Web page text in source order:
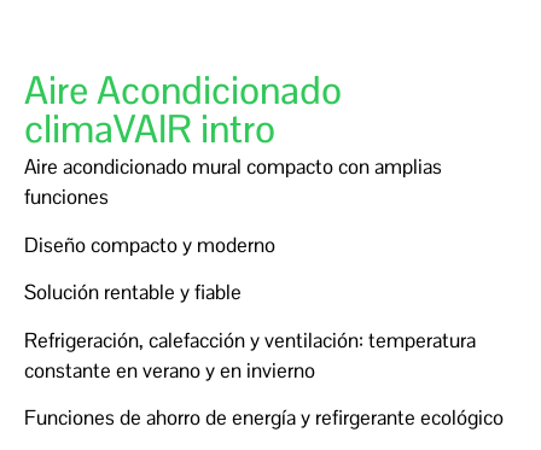
Aire Acondicionado
climaVAIR intro
Aire acondicionado mural compacto con amplias
funciones
Diseño compacto y moderno
Solución rentable y fiable
Refrigeración, calefacción y ventilación: temperatura
constante en verano y en invierno
Funciones de ahorro de energía y refirgerante ecológico